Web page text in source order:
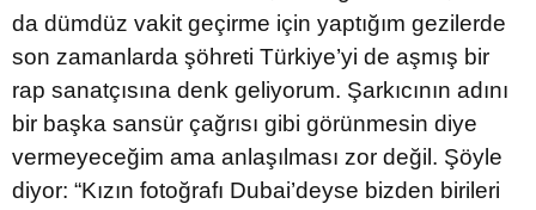
da dümdüz vakit geçirme için yaptığım gezilerde
son zamanlarda şöhreti Türkiye’yi de aşmış bir
rap sanatçısına denk geliyorum. Şarkıcının adını
bir başka sansür çağrısı gibi görünmesin diye
vermeyeceğim ama anlaşılması zor değil. Şöyle
diyor: “Kızın fotoğrafı Dubai’deyse bizden birileri